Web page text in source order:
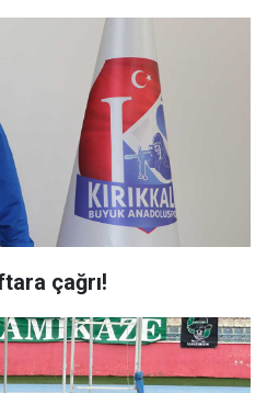
çağrı!